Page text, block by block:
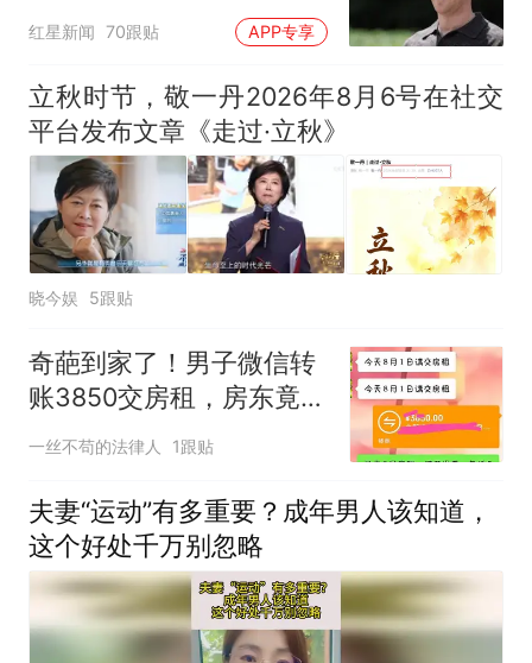
同“公共危害”，对青少年
红星新闻 70跟贴 APP专享
立秋时节，敬一丹2026年8月6号在社交
平台发布文章《走过·立秋》
晓今娱 5跟贴
奇葩到家了！男子微信转
账3850交房租，房东竟要
求另付3块8提现费，合同
一丝不苟的法律人 1跟贴
夫妻“运动”有多重要？成年男人该知道，
这个好处千万别忽略